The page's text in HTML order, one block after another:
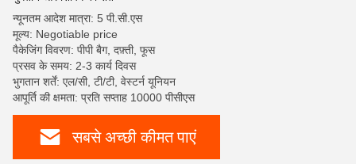
न्यूनतम आदेश मात्रा: 5 पी.सी.एस
मूल्य: Negotiable price
पैकेजिंग विवरण: पीपी बैग, दफ़्ती, फूस
प्रसव के समय: 2-3 कार्य दिवस
भुगतान शर्तें: एल/सी, टी/टी, वेस्टर्न यूनियन
आपूर्ति की क्षमता: प्रति सप्ताह 10000 पीसीएस
सबसे अच्छी कीमत पाएं